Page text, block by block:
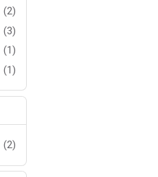
(2)
(3)
(1)
(1)
(2)